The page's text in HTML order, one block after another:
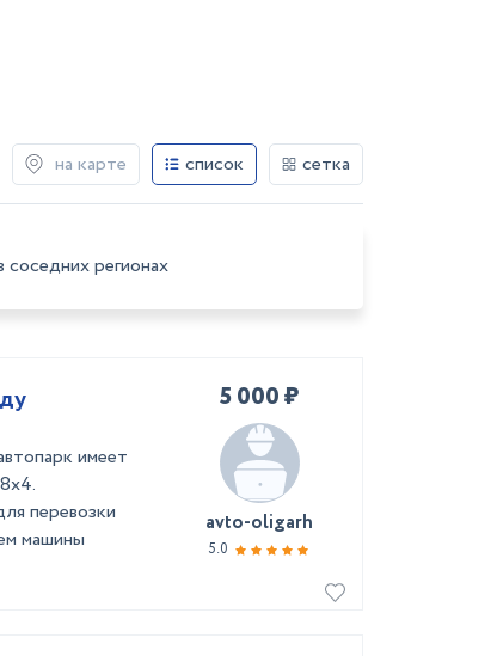
на карте список сетка
регионах
имеет
перевозки
машины
5 000 ₽
avto-oligarh
5.0